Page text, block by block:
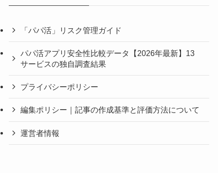
「パパ活」リスク管理ガイド
パパ活アプリ安全性比較データ【2026年最新】13
サービスの独自調査結果
プライバシーポリシー
編集ポリシー｜記事の作成基準と評価方法について
運営者情報